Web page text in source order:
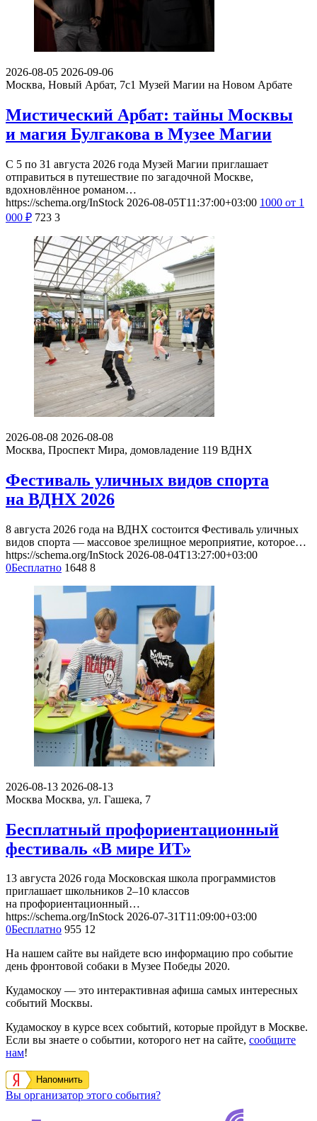
2026-08-05 2026-09-06
Москва, Новый Арбат, 7с1 Музей Магии на Новом Арбате
Мистический Арбат: тайны Москвы
и магия Булгакова в Музее Магии
С 5 по 31 августа 2026 года Музей Магии приглашает
отправиться в путешествие по загадочной Москве,
вдохновлённое романом…
https://schema.org/InStock 2026-08-05T11:37:00+03:00 1000 от 1
000 ₽ 723 3
2026-08-08 2026-08-08
Москва, Проспект Мира, домовладение 119 ВДНХ
Фестиваль уличных видов спорта
на ВДНХ 2026
8 августа 2026 года на ВДНХ состоится Фестиваль уличных
видов спорта — массовое зрелищное мероприятие, которое…
https://schema.org/InStock 2026-08-04T13:27:00+03:00
0Бесплатно 1648 8
2026-08-13 2026-08-13
Москва Москва, ул. Гашека, 7
Бесплатный профориентационный
фестиваль «В мире ИТ»
13 августа 2026 года Московская школа программистов
приглашает школьников 2–10 классов
на профориентационный…
https://schema.org/InStock 2026-07-31T11:09:00+03:00
0Бесплатно 955 12
На нашем сайте вы найдете всю информацию про событие
день фронтовой собаки в Музее Победы 2020.
Кудамоскоу — это интерактивная афиша самых интересных
событий Москвы.
Кудамоскоу в курсе всех событий, которые пройдут в Москве.
Если вы знаете о событии, которого нет на сайте, сообщите
нам!
Напомнить
Вы организатор этого события?